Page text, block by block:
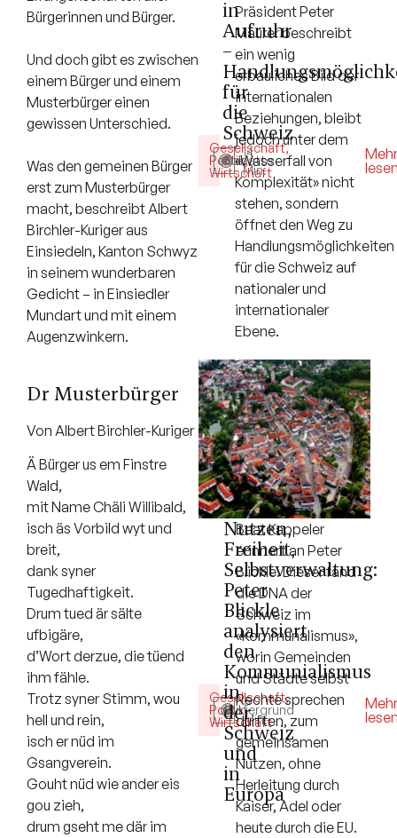
Bürgerinnen und Bürger.
Und doch gibt es zwischen
einem Bürger und einem
Musterbürger einen
gewissen Unterschied.
Was den gemeinen Bürger
erst zum Musterbürger
macht, beschreibt Albert
Birchler-Kuriger aus
Einsiedeln, Kanton Schwyz
in seinem wunderbaren
Gedicht – in Einsiedler
Mundart und mit einem
Augenzwinkern.
Dr Musterbürger
Von Albert Birchler-Kuriger
Ä Bürger us em Finstre
Wald,
mit Name Chäli Willibald,
isch äs Vorbild wyt und
breit,
dank syner
Tugedhaftigkeit.
Drum tued är sälte
ufbigäre,
d’Wort derzue, die tüend
ihm fähle.
Trotz syner Stimm, wou
hell und rein,
isch er nüd im
Gsangverein.
Gouht nüd wie ander eis
gou zieh,
drum gseht me där im
Gesellschaft,
Politik,
Wirtschaft
Debatte
14
Min.
in
Aufruhr
–
für
die
Schweiz
Präsident Peter
Maurer beschreibt
ein wenig
erbauliches Bild der
internationalen
Beziehungen, bleibt
jedoch unter dem
«Wasserfall von
Komplexität» nicht
stehen, sondern
öffnet den Weg zu
Handlungsmöglichkeiten
für die Schweiz auf
nationaler und
internationaler
Ebene.
Gesellschaft,
Politik,
Wirtschaft
Hintergrund
5
Min.
Nutzen,
Freiheit,
Selbstverwaltung:
Peter
Blickle
analysiert
den
Kommunialismus
in
der
Schweiz
und
in
Europa
Beat Kappeler
erinnert an Peter
Blickle. Dieser fand
die DNA der
Schweiz im
«Kommunalismus»,
worin Gemeinden
und Städte selbst
Rechte sprechen
durften, zum
gemeinsamen
Nutzen, ohne
Herleitung durch
Kaiser, Adel oder
heute durch die EU.